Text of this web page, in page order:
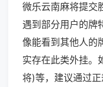
微乐云南麻将提交
遇到部分用户的牌
像能看到其他人的
实存在此类外挂。
将)等，建议通过正